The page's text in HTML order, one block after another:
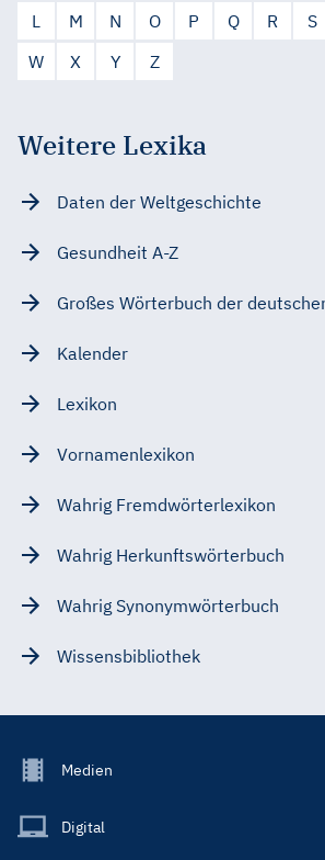
L
M N O P Q R S
W
X Y Z
Weitere Lexika
Daten der Weltgeschichte
Gesundheit A-Z
Großes Wörterbuch der
Kalender
Lexikon
Vornamenlexikon
Wahrig Fremdwörterlexikon
Wahrig Herkunftswörterbuch
Wahrig Synonymwörterbuch
Wissensbibliothek
Footer
Main
Medien
Digital